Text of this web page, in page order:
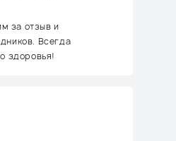
за отзыв и
Всегда
здоровья!